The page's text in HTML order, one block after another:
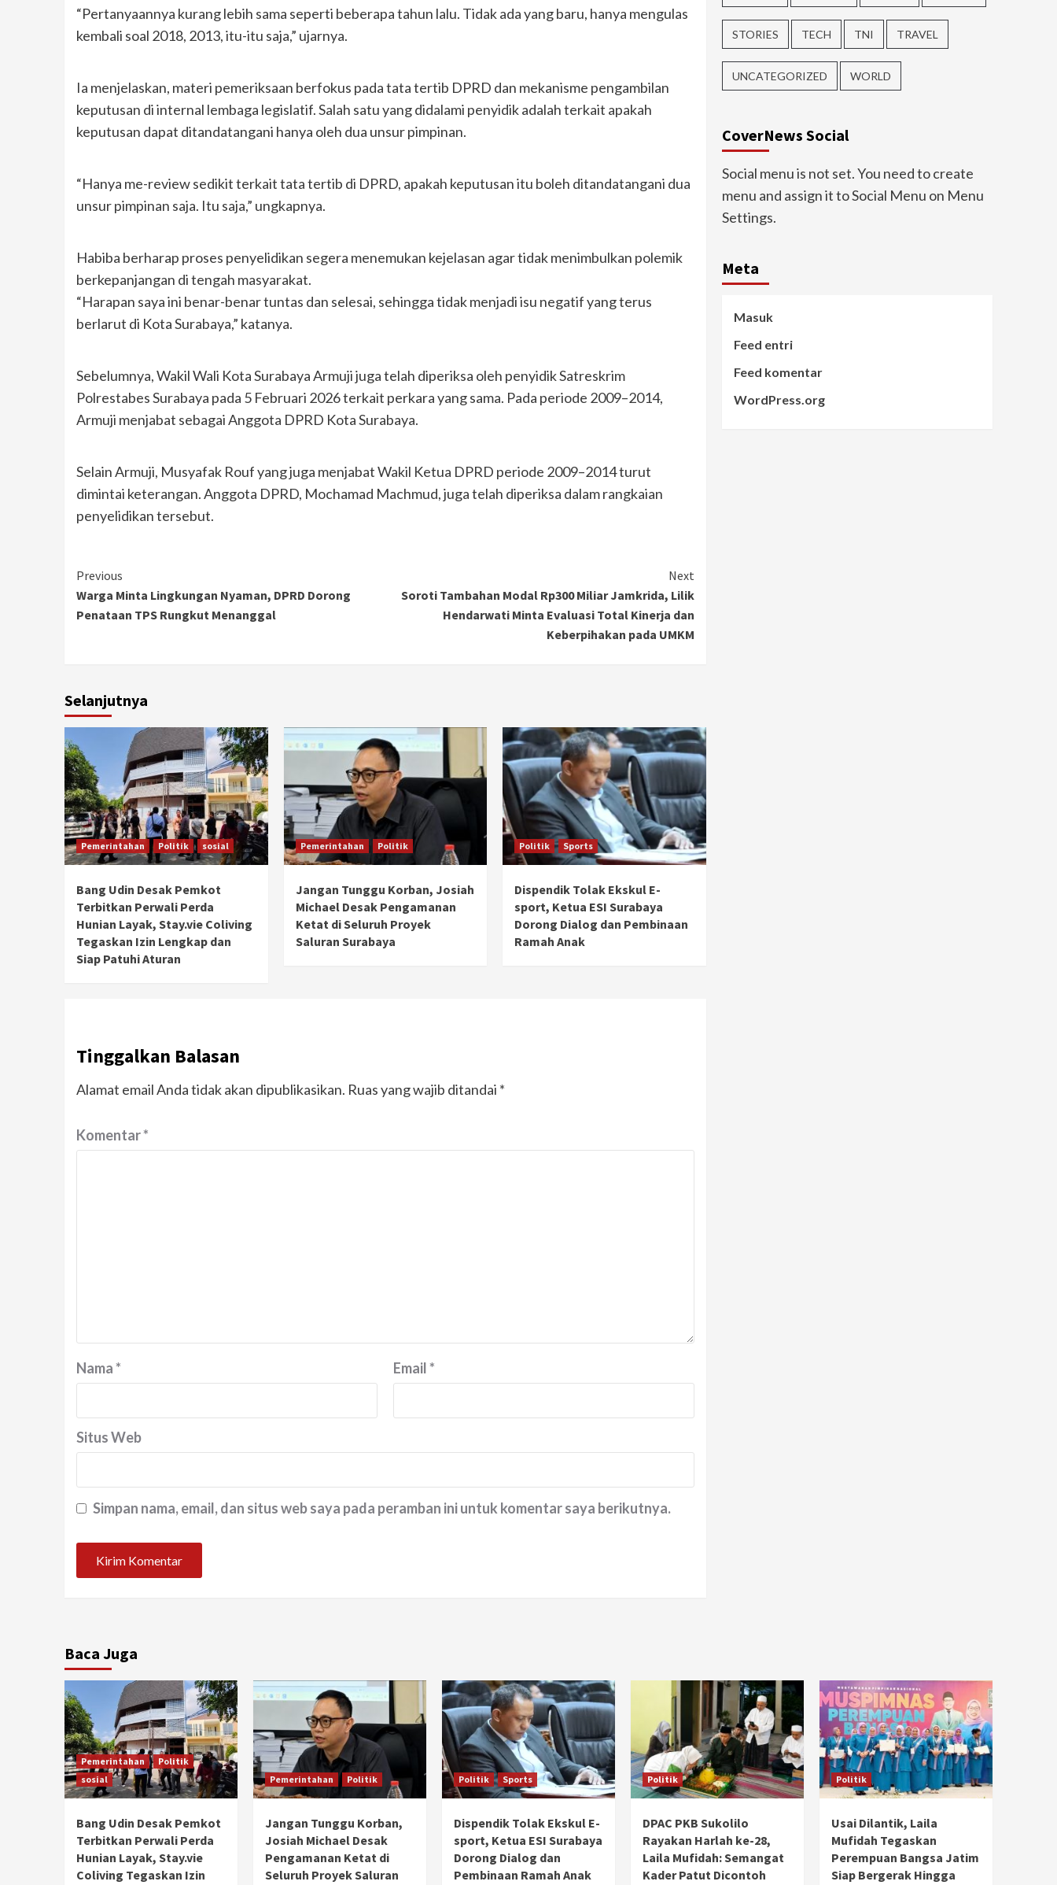
“Pertanyaannya kurang lebih sama seperti beberapa tahun lalu. Tidak ada yang baru, hanya mengulas
kembali soal 2018, 2013, itu-itu saja,” ujarnya.
Ia menjelaskan, materi pemeriksaan berfokus pada tata tertib DPRD dan mekanisme pengambilan
keputusan di internal lembaga legislatif. Salah satu yang didalami penyidik adalah terkait apakah
keputusan dapat ditandatangani hanya oleh dua unsur pimpinan.
“Hanya me-review sedikit terkait tata tertib di DPRD, apakah keputusan itu boleh ditandatangani dua
unsur pimpinan saja. Itu saja,” ungkapnya.
Habiba berharap proses penyelidikan segera menemukan kejelasan agar tidak menimbulkan polemik
berkepanjangan di tengah masyarakat.
“Harapan saya ini benar-benar tuntas dan selesai, sehingga tidak menjadi isu negatif yang terus
berlarut di Kota Surabaya,” katanya.
Sebelumnya, Wakil Wali Kota Surabaya Armuji juga telah diperiksa oleh penyidik Satreskrim
Polrestabes Surabaya pada 5 Februari 2026 terkait perkara yang sama. Pada periode 2009–2014,
Armuji menjabat sebagai Anggota DPRD Kota Surabaya.
Selain Armuji, Musyafak Rouf yang juga menjabat Wakil Ketua DPRD periode 2009–2014 turut
dimintai keterangan. Anggota DPRD, Mochamad Machmud, juga telah diperiksa dalam rangkaian
penyelidikan tersebut.
Continue
Reading
Previous
Warga Minta Lingkungan Nyaman, DPRD Dorong
Penataan TPS Rungkut Menanggal
Next
Soroti Tambahan Modal Rp300 Miliar Jamkrida, Lilik
Hendarwati Minta Evaluasi Total Kinerja dan
Keberpihakan pada UMKM
Selanjutnya
Pemerintahan Politik sosial
Bang Udin Desak Pemkot
Terbitkan Perwali Perda
Hunian Layak, Stay.vie Coliving
Tegaskan Izin Lengkap dan
Siap Patuhi Aturan
Pemerintahan Politik
Jangan Tunggu Korban, Josiah
Michael Desak Pengamanan
Ketat di Seluruh Proyek
Saluran Surabaya
Politik Sports
Dispendik Tolak Ekskul E-
sport, Ketua ESI Surabaya
Dorong Dialog dan Pembinaan
Ramah Anak
Tinggalkan Balasan
Alamat email Anda tidak akan dipublikasikan. Ruas yang wajib ditandai *
Komentar*
Nama* Email*
Situs Web
Simpan nama, email, dan situs web saya pada peramban ini untuk komentar saya berikutnya.
STORIES TECH TNI TRAVEL
UNCATEGORIZED WORLD
CoverNews Social
Social menu is not set. You need to create
menu and assign it to Social Menu on Menu
Settings.
Meta
Masuk
Feed entri
Feed komentar
WordPress.org
Baca Juga
Pemerintahan
Politik
sosial
Bang Udin Desak Pemkot
Terbitkan Perwali Perda
Hunian Layak, Stay.vie
Coliving Tegaskan Izin
Pemerintahan Politik
Jangan Tunggu Korban,
Josiah Michael Desak
Pengamanan Ketat di
Seluruh Proyek Saluran
Politik Sports
Dispendik Tolak Ekskul E-
sport, Ketua ESI Surabaya
Dorong Dialog dan
Pembinaan Ramah Anak
Politik
DPAC PKB Sukolilo
Rayakan Harlah ke-28,
Laila Mufidah: Semangat
Kader Patut Dicontoh
Politik
Usai Dilantik, Laila
Mufidah Tegaskan
Perempuan Bangsa Jatim
Siap Bergerak Hingga